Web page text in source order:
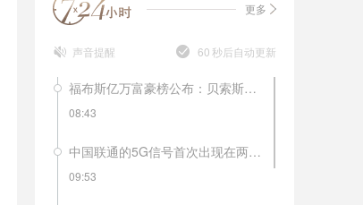
更多
声音提醒 60秒后自动更新
福布斯亿万富豪榜公布：贝索斯再夺冠，马化腾居于第20位！
08:43
中国联通的5G信号首次出现在两会上。记者3月1日上午在北京梅地亚两会新闻中心的现场看到，中国联通的5G信号已经实现了在新闻中心的全覆盖。
09:53